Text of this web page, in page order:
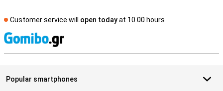
Customer service will open todayat 10.00 hours
Popular smartphones